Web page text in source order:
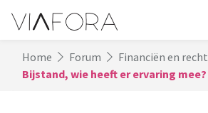
Home Forum
Financiën en recht
Bijstand, wie heeft er ervaring mee?